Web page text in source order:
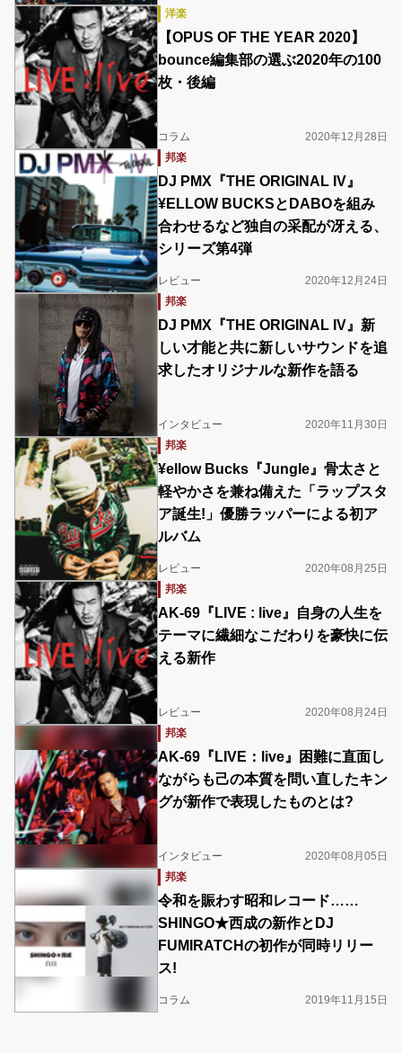
洋楽
【OPUS OF THE YEAR 2020】
bounce編集部の選ぶ2020年の100
枚・後編
コラム
2020年12月28日
邦楽
DJ PMX『THE ORIGINAL IV』
¥ELLOW BUCKSとDABOを組み
合わせるなど独自の采配が冴える、
シリーズ第4弾
レビュー
2020年12月24日
邦楽
DJ PMX『THE ORIGINAL IV』新
しい才能と共に新しいサウンドを追
求したオリジナルな新作を語る
インタビュー
2020年11月30日
邦楽
¥ellow Bucks『Jungle』骨太さと
軽やかさを兼ね備えた「ラップスタ
ア誕生!」優勝ラッパーによる初ア
ルバム
レビュー
2020年08月25日
邦楽
AK-69『LIVE : live』自身の人生を
テーマに繊細なこだわりを豪快に伝
える新作
レビュー
2020年08月24日
邦楽
AK-69『LIVE：live』困難に直面し
ながらも己の本質を問い直したキン
グが新作で表現したものとは?
インタビュー
2020年08月05日
邦楽
令和を賑わす昭和レコード……
SHINGO★西成の新作とDJ
FUMIRATCHの初作が同時リリー
ス!
コラム 2019年11月15日